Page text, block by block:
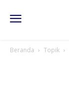
Beranda Topik